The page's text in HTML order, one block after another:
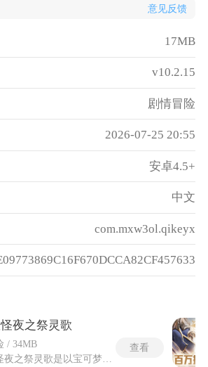
意见反馈
17MB
v10.2.15
剧情冒险
2026-07-25 20:55
安卓4.5+
中文
com.mxw3ol.qikeyx
夜之祭灵歌
/ 34MB
查看